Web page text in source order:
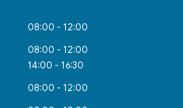
08:00 - 12:00
08:00 - 12:00
14:00 - 16:30
08:00 - 12:00